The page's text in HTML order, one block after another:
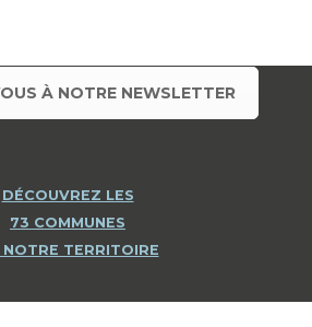
À NOTRE NEWSLETTER
DÉCOUVREZ LES
73 COMMUNES
NOTRE TERRITOIRE